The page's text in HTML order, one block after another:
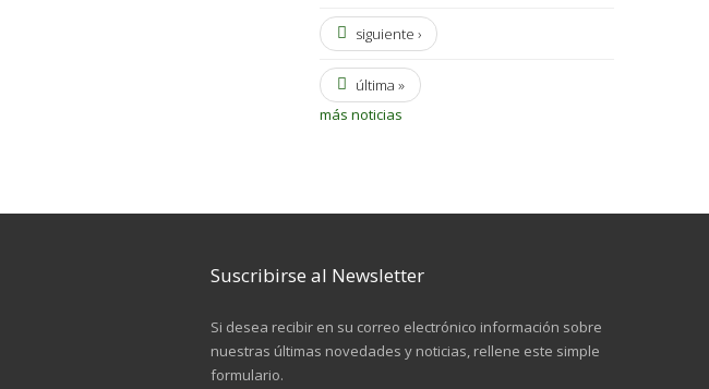
siguiente ›
última »
más noticias
Suscribirse al Newsletter
Si desea recibir en su correo electrónico información sobre
nuestras últimas novedades y noticias, rellene este simple
formulario.